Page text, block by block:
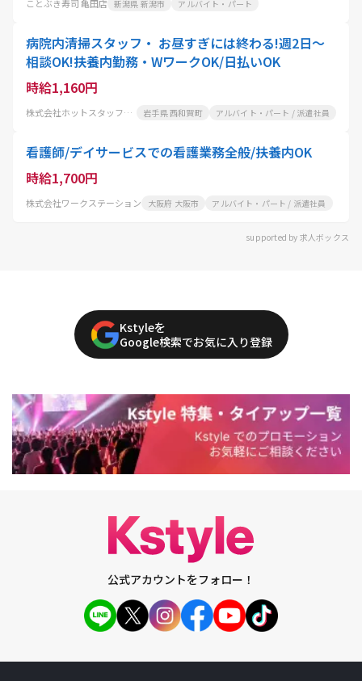
ことぶき寿司 亀田店 新潟県 新潟市 アルバイト・パート
病院内清掃スタッフ・ お昼すぎには終わる!週2日〜
相談OK!扶養内勤務・WワークOK/日払いOK
時給1,160円
株式会社ホットスタッフ岩手 岩手県 西和賀町 アルバイト・パート / 派遣社員
看護師/デイサービスでの看護業務全般/扶養内OK
時給1,700円
株式会社ワークステーション 大阪府 大阪市 アルバイト・パート / 派遣社員
supported by 求人ボックス
Kstyleを
Google検索でお気に入り登録
公式アカウントをフォロー！